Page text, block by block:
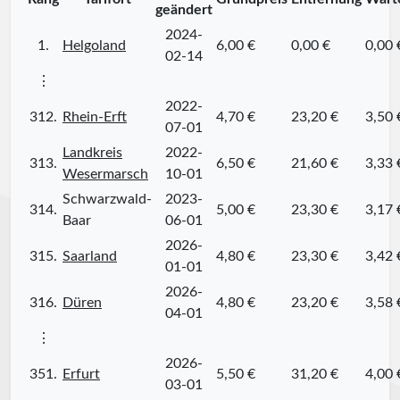
geändert
1. Helgoland
2024-
02-14
6,00 € 0,00 € 0,00
⋮
312. Rhein-Erft
2022-
07-01
4,70 € 23,20 € 3,50
313.
Landkreis
Wesermarsch
2022-
10-01
6,50 € 21,60 € 3,33
314.
Schwarzwald-
Baar
2023-
06-01
5,00 € 23,30 € 3,17
315. Saarland
2026-
01-01
4,80 € 23,30 € 3,42
316. Düren
2026-
04-01
4,80 € 23,20 € 3,58
⋮
351. Erfurt
2026-
03-01
5,50 € 31,20 € 4,00